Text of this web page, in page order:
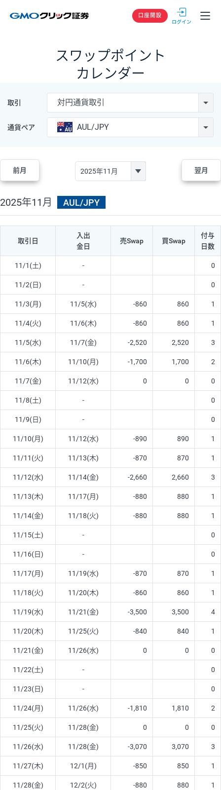
GMOクリック
口座開設
スワップポイント
カレンダー
取引 対円通貨取引
通貨ペア AUL/JPY
前月 翌月
2025年11月 AUL/JPY
取引日
入出
金日
売Swap 買Swap
付与
日数
11/1(土) - 0
11/2(日) - 0
11/3(月) 11/5(水) -860 860 1
11/4(火) 11/6(木) -860 860 1
11/5(水) 11/7(金) -2,520 2,520 3
11/6(木) 11/10(月) -1,700 1,700 2
11/7(金) 11/12(水) 0 0 0
11/8(土) - 0
11/9(日) - 0
11/10(月) 11/12(水) -890 890 1
11/11(火) 11/13(木) -870 870 1
11/12(水) 11/14(金) -2,660 2,660 3
11/13(木) 11/17(月) -880 880 1
11/14(金) 11/18(火) -880 880 1
11/15(土) - 0
11/16(日) - 0
11/17(月) 11/19(水) -870 870 1
11/18(火) 11/20(木) -860 860 1
11/19(水) 11/21(金) -3,500 3,500 4
11/20(木) 11/25(火) -840 840 1
11/21(金) 11/26(水) 0 0 0
11/22(土) - 0
11/23(日) - 0
11/24(月) 11/26(水) -1,810 1,810 2
11/25(火) 11/28(金) 0 0 0
11/26(水) 11/28(金) -3,070 3,070 3
11/27(木) 12/1(月) -850 850 1
11/28(金) 12/2(火) -880 880 1